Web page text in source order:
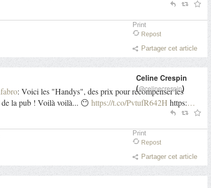
Print
Repost
Partager cet article
: Voici les "Handys", des prix pour récompenser les
la pub ! Voilà voilà... 😶 https://t.co/PvtufR642H https:…
Celine Crespin
(@celinecrespin)
Print
Repost
Partager cet article